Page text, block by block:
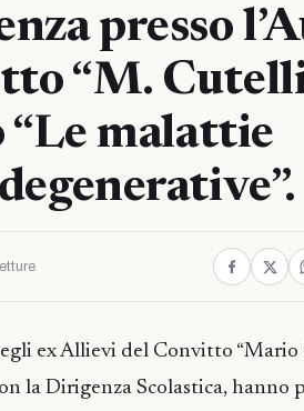
presso
“M.
malattie
ex Allievi del Convitto “Mario
la Dirigenza Scolastica, hanno